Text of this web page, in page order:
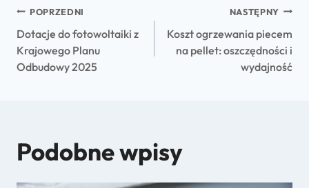
POPRZEDNI
Dotacje do fotowoltaiki z
Krajowego Planu
Odbudowy 2025
NASTĘPNY
Koszt ogrzewania piecem
na pellet: oszczędności i
wydajność
Podobne wpisy